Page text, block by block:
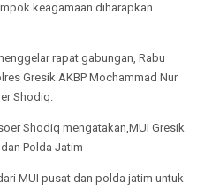
keagamaan diharapkan
rapat gabungan, Rabu
Gresik AKBP Mochammad Nur
Shodiq.
Shodiq mengatakan,MUI Gresik
Polda Jatim
MUI pusat dan polda jatim untuk